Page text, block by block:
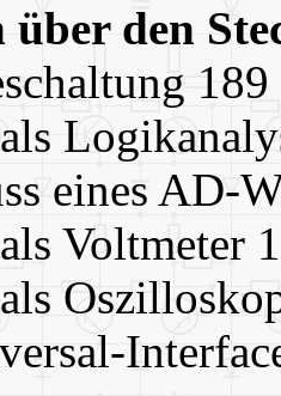
über den
189
eines AD-
Voltmeter